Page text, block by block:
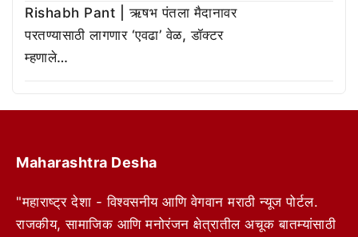
Rishabh Pant | ऋषभ पंतला मैदानावर
परतण्यासाठी लागणार ‘एवढा’ वेळ, डॉक्टर
म्हणाले…
Maharashtra Desha
"महाराष्ट्र देशा - विश्वसनीय आणि वेगवान मराठी न्यूज पोर्टल.
राजकीय, सामाजिक आणि मनोरंजन क्षेत्रातील अचूक बातम्यांसाठी